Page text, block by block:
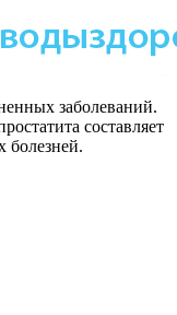
заболеваний.
составляет
болезней.